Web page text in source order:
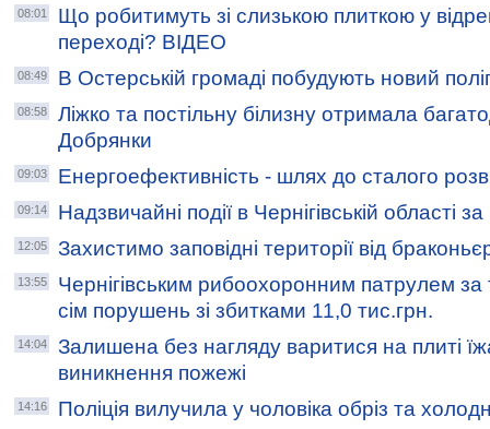
08:01
Що робитимуть зі слизькою плиткою у
переході? ВІДЕО
08:49 В Остерській громаді побудують новий
08:58
Ліжко та постільну білизну отримала
Добрянки
09:03 Енергоефективність - шлях до сталого
09:14 Надзвичайні події в Чернігівській області
12:05 Захистимо заповідні території від
13:55
Чернігівським рибоохоронним патрулем
сім порушень зі збитками 11,0 тис.грн.
14:04
Залишена без нагляду варитися на плиті
виникнення пожежі
14:16 Поліція вилучила у чоловіка обріз та